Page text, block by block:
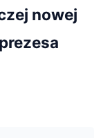
nowej